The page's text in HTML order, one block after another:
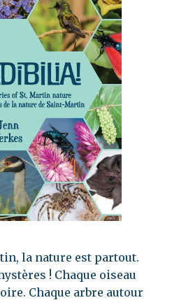
la nature est partout.
! Chaque oiseau
Chaque arbre autour